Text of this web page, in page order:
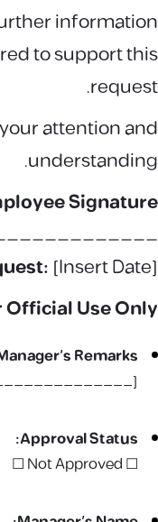
information
to support this
request.
attention and
understanding.
Signature:
[Insert Date]
Official Use Only
Remarks:
Approval Status:
☐ Approved ☐ Not Approved